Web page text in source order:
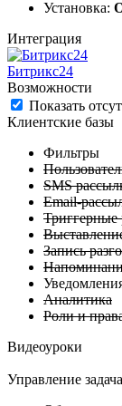
Установка:
Интеграция
Битрикс24
Возможности
Показать
Клиентские базы
Фильтры
SMS
Email-
Триггерные
Запись
Аналитика
Роли и
Видеоуроки
Управление